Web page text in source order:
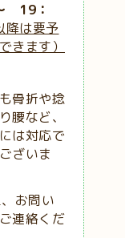
19：
降は要予
きます）
骨折や捻
腰など、
は対応で
ざいま
お問い
連絡くだ